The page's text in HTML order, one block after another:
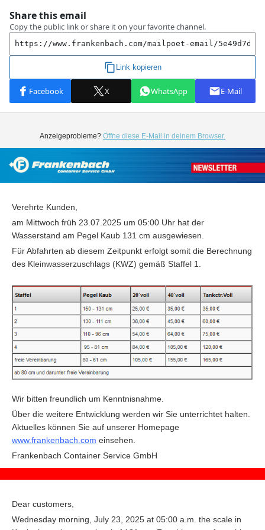
Anzeigeprobleme? Öffne diese E-Mail in deinem Browser.
Verehrte Kunden,
am Mittwoch früh 23.07.2025 um 05:00 Uhr hat der
Wasserstand am Pegel Kaub 131 cm ausgewiesen.
Für Abfahrten ab diesem Zeitpunkt erfolgt somit die Berechnung
des Kleinwasserzuschlags (KWZ) gemäß Staffel 1.
Wir bitten freundlich um Kenntnisnahme.
Über die weitere Entwicklung werden wir Sie unterrichtet halten.
Aktuelles können Sie auf unserer Homepage
www.frankenbach.com einsehen.
Frankenbach Container Service GmbH
Dear customers,
Wednesday morning, July 23, 2025 at 05:00 a.m. the scale in